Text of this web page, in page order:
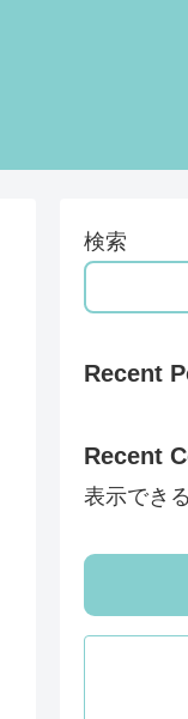
検索
Recent
Recent
表示でき